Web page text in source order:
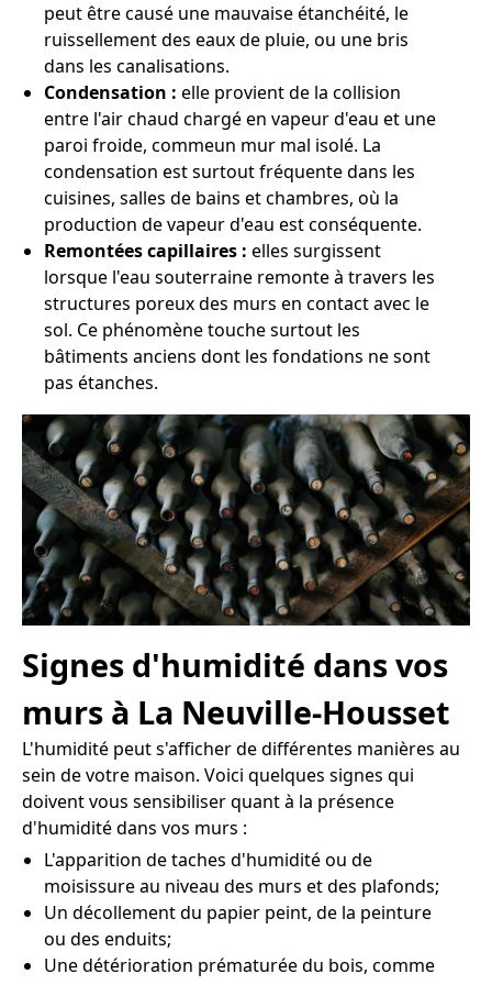
peut être causé une mauvaise étanchéité, le
ruissellement des eaux de pluie, ou une bris
dans les canalisations.
Condensation : elle provient de la collision
entre l'air chaud chargé en vapeur d'eau et une
paroi froide, commeun mur mal isolé. La
condensation est surtout fréquente dans les
cuisines, salles de bains et chambres, où la
production de vapeur d'eau est conséquente.
Remontées capillaires : elles surgissent
lorsque l'eau souterraine remonte à travers les
structures poreux des murs en contact avec le
sol. Ce phénomène touche surtout les
bâtiments anciens dont les fondations ne sont
pas étanches.
Signes d'humidité dans vos
murs à La Neuville-Housset
L'humidité peut s'afficher de différentes manières au
sein de votre maison. Voici quelques signes qui
doivent vous sensibiliser quant à la présence
d'humidité dans vos murs :
L'apparition de taches d'humidité ou de
moisissure au niveau des murs et des plafonds;
Un décollement du papier peint, de la peinture
ou des enduits;
Une détérioration prématurée du bois, comme